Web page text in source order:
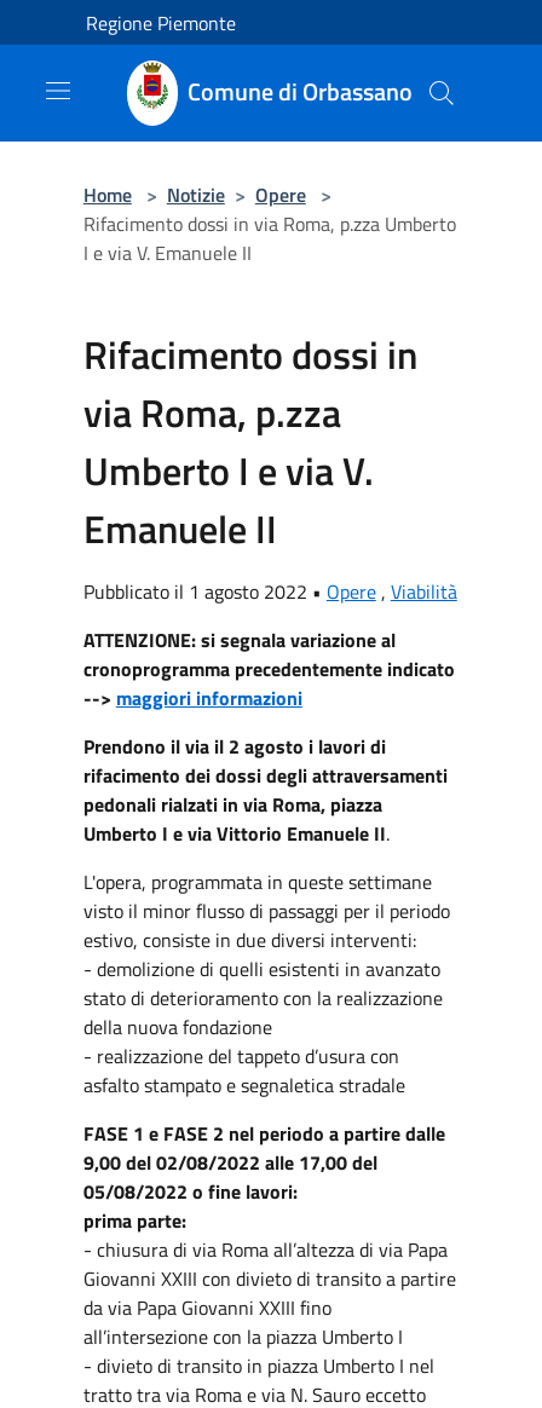
Salta al contenuto principale
Regione Piemonte
Comune di Orbassano
Home > Notizie > Opere >
Rifacimento dossi in via Roma, p.zza Umberto
I e via V. Emanuele II
Rifacimento dossi in
via Roma, p.zza
Umberto I e via V.
Emanuele II
Pubblicato il 1 agosto 2022 • Opere, Viabilità
ATTENZIONE: si segnala variazione al
cronoprogramma precedentemente indicato
--> maggiori informazioni
Prendono il via il 2 agosto i lavori di
rifacimento dei dossi degli attraversamenti
pedonali rialzati in via Roma, piazza
Umberto I e via Vittorio Emanuele II.
L'opera, programmata in queste settimane
visto il minor flusso di passaggi per il periodo
estivo, consiste in due diversi interventi:
- demolizione di quelli esistenti in avanzato
stato di deterioramento con la realizzazione
della nuova fondazione
- realizzazione del tappeto d’usura con
asfalto stampato e segnaletica stradale
FASE 1 e FASE 2 nel periodo a partire dalle
9,00 del 02/08/2022 alle 17,00 del
05/08/2022 o fine lavori:
prima parte:
- chiusura di via Roma all’altezza di via Papa
Giovanni XXIII con divieto di transito a partire
da via Papa Giovanni XXIII fino
all’intersezione con la piazza Umberto I
- divieto di transito in piazza Umberto I nel
tratto tra via Roma e via N. Sauro eccetto